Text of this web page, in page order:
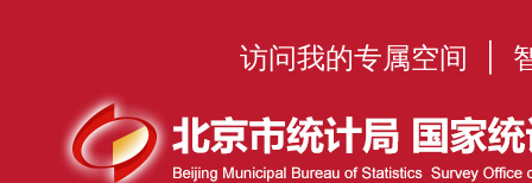
访问我的专属空间